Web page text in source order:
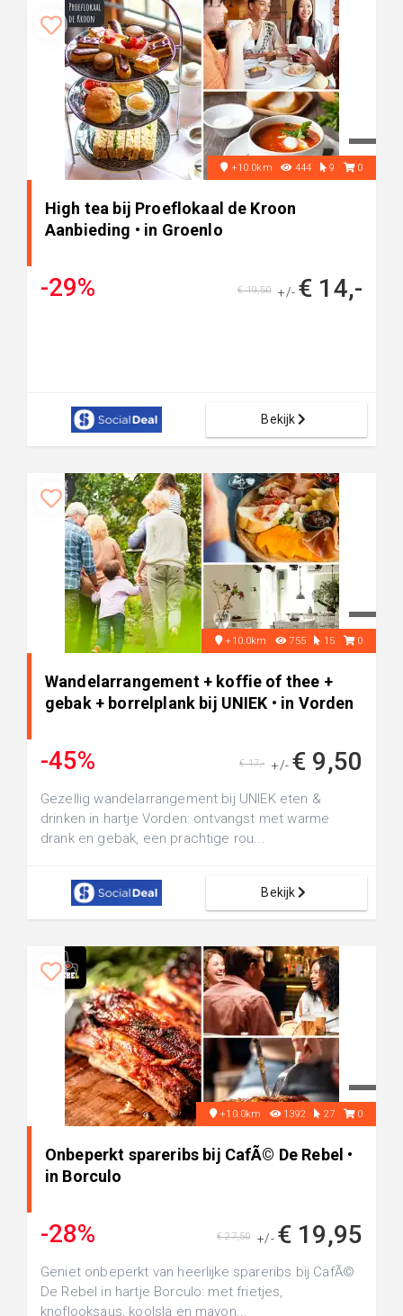
+10.0km 444 9 0
High tea bij Proeflokaal de Kroon
Aanbieding • in Groenlo
-29% +/- € 14,-
€ 19,50
Bekijk
+10.0km 755 15 0
Wandelarrangement + koffie of thee +
gebak + borrelplank bij UNIEK • in Vorden
-45% +/- € 9,50
€ 17,-
Gezellig wandelarrangement bij UNIEK eten &
drinken in hartje Vorden: ontvangst met warme
drank en gebak, een prachtige rou...
Bekijk
+10.0km 1392 27 0
Onbeperkt spareribs bij CafÃ© De Rebel •
in Borculo
-28% +/- € 19,95
€ 27,50
Geniet onbeperkt van heerlijke spareribs bij CafÃ©
De Rebel in hartje Borculo: met frietjes,
knoflooksaus, koolsla en mayon...